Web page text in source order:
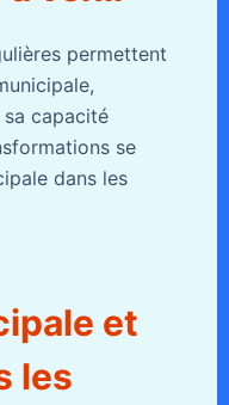
permettent
capacité
se
dans les
et
les